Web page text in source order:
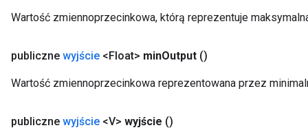
Wartość zmiennoprzecinkowa, którą reprezentuje
publiczne wyjście <Float> minOutput ()
Wartość zmiennoprzecinkowa reprezentowana przez
publiczne wyjście <V> wyjście ()